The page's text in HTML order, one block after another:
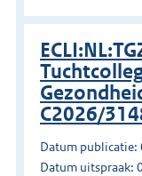
C2026/
Datum
Datum uitspraak: